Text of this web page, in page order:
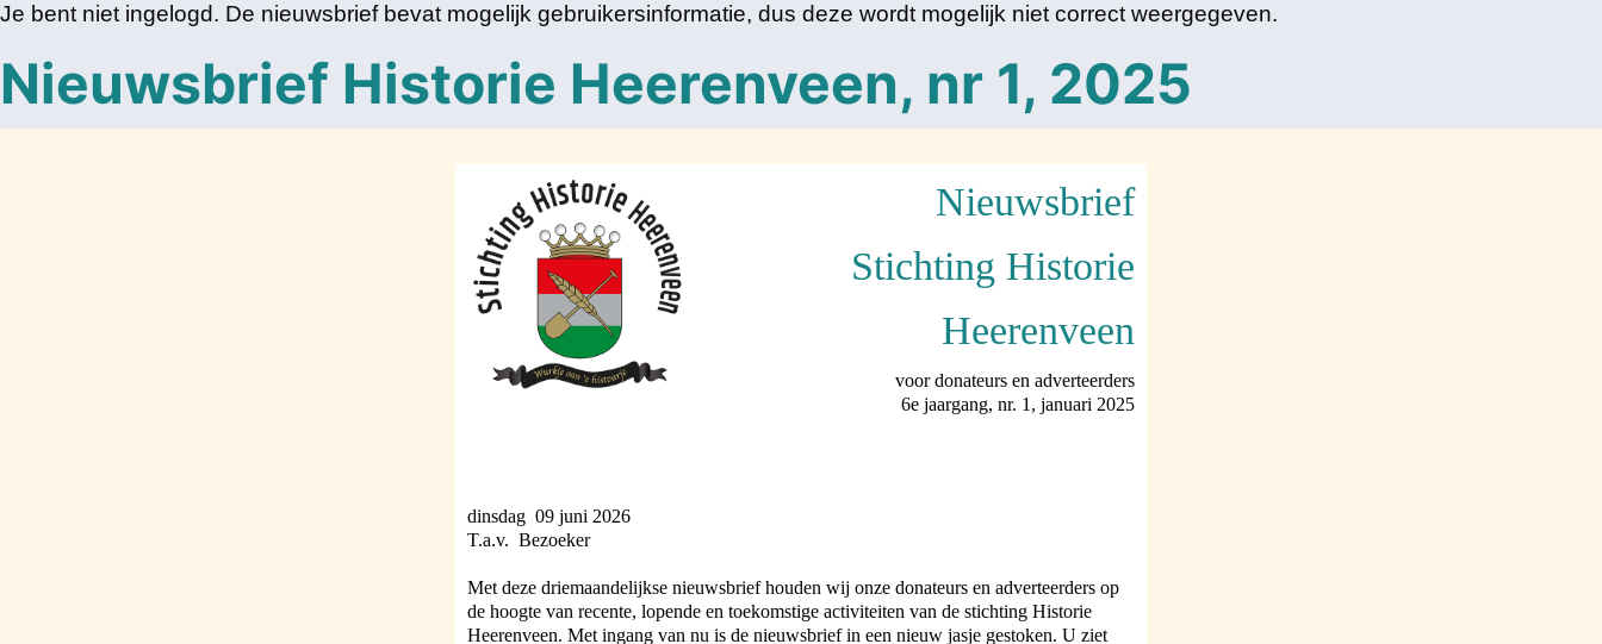
Je bent niet ingelogd. De nieuwsbrief bevat mogelijk gebruikersinformatie, dus deze wordt mogelijk niet correct weergegeven.
Nieuwsbrief Historie Heerenveen, nr 1, 2025